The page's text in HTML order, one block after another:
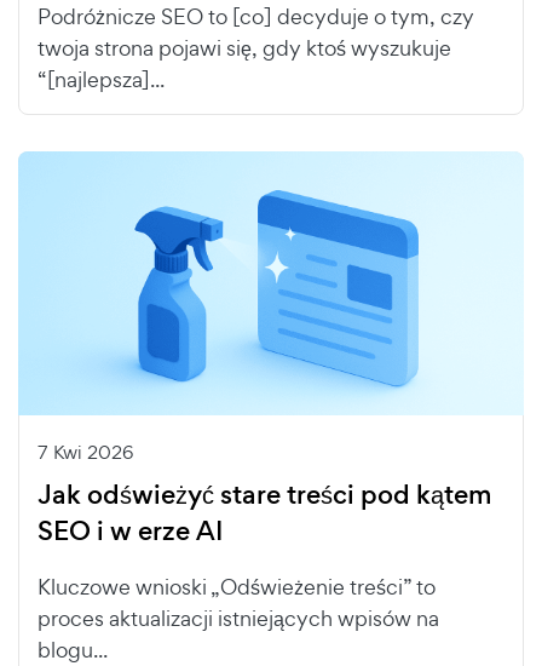
Podróżnicze SEO to [co] decyduje o tym, czy
twoja strona pojawi się, gdy ktoś wyszukuje
“[najlepsza]...
7 Kwi 2026
Jak odświeżyć stare treści pod kątem
SEO i w erze AI
Kluczowe wnioski „Odświeżenie treści” to
proces aktualizacji istniejących wpisów na
blogu...